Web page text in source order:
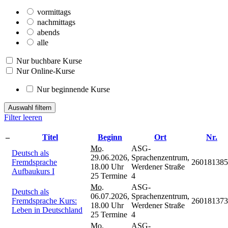
vormittags
nachmittags
abends
alle
Nur buchbare Kurse
Nur Online-Kurse
Nur beginnende Kurse
Auswahl filtern
Filter leeren
– Titel Beginn Ort
Nr.
Deutsch als
Fremdsprache
Aufbaukurs I
Mo.
29.06.2026,
18.00 Uhr
25 Termine
ASG-
Sprachenzentrum,
Werdener Straße
4
Deutsch als
Fremdsprache Kurs:
Leben in Deutschland
Mo.
06.07.2026,
18.00 Uhr
25 Termine
ASG-
Sprachenzentrum,
Werdener Straße
4
Mo. ASG-